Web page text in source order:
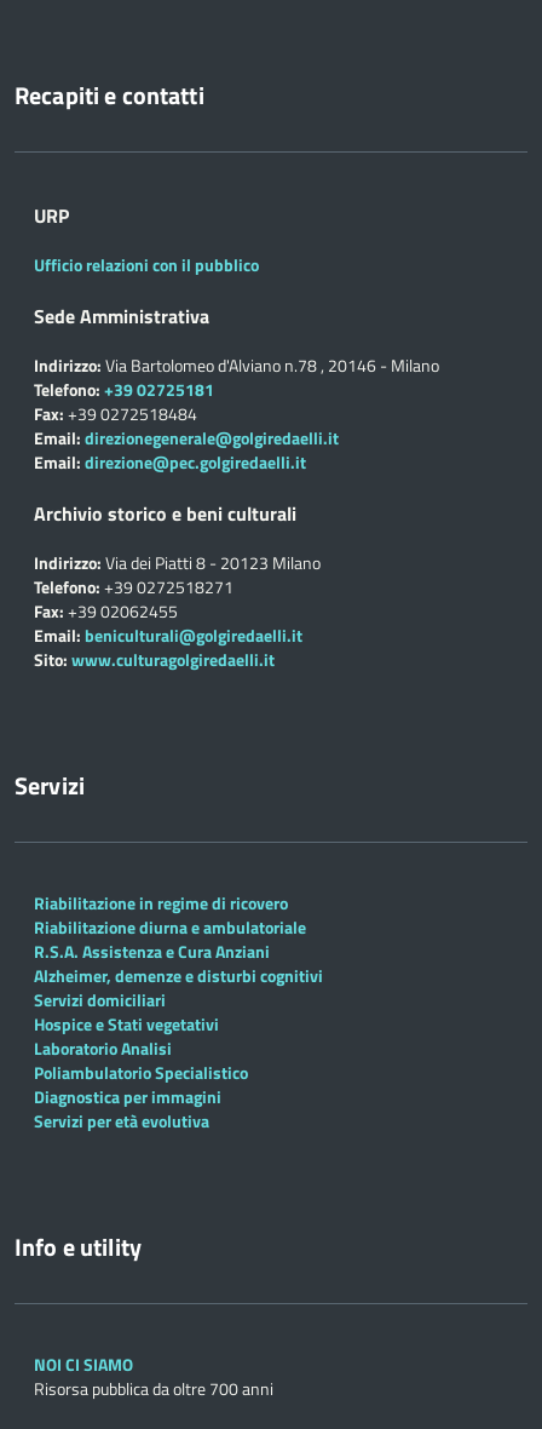
Recapiti e contatti
URP
Ufficio relazioni con il pubblico
Sede Amministrativa
Indirizzo:Via Bartolomeo d'Alviano n.78 , 20146 - Milano
Telefono:+39 02725181
Fax:+39 0272518484
Email:direzionegenerale@golgiredaelli.it
Email:direzione@pec.golgiredaelli.it
Archivio storico e beni culturali
Indirizzo:Via dei Piatti 8 - 20123 Milano
Telefono:+39 0272518271
Fax:+39 02062455
Email: beniculturali@golgiredaelli.it
Sito:www.culturagolgiredaelli.it
Servizi
Riabilitazione in regime di ricovero
Riabilitazione diurna e ambulatoriale
R.S.A. Assistenza e Cura Anziani
Alzheimer, demenze e disturbi cognitivi
Servizi domiciliari
Hospice e Stati vegetativi
Laboratorio Analisi
Poliambulatorio Specialistico
Diagnostica per immagini
Servizi per età evolutiva
Info e utility
NOI CI SIAMO
Risorsa pubblica da oltre 700 anni